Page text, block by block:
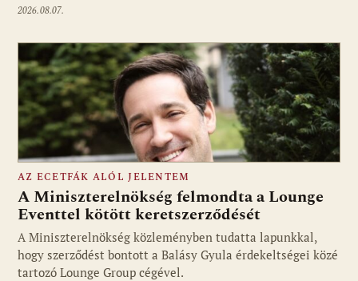
2026.08.07.
Fotó: media1.hu
AZ ECETFÁK ALÓL JELENTEM
A Miniszterelnökség felmondta a Lounge
Eventtel kötött keretszerződését
A Miniszterelnökség közleményben tudatta lapunkkal,
hogy szerződést bontott a Balásy Gyula érdekeltségei közé
tartozó Lounge Group cégével.